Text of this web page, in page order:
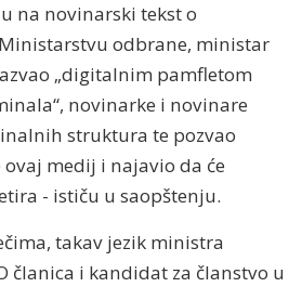
na novinarski tekst o
odbrane, ministar
„digitalnim pamfletom
novinarke i novinare
struktura te pozvao
medij i najavio da će
- ističu u saopštenju.
takav jezik ministra
članica i kandidat za članstvo u